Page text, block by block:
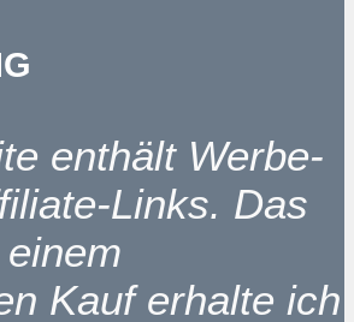
enthält Werbe-
Links. Das
Kauf erhalte ich